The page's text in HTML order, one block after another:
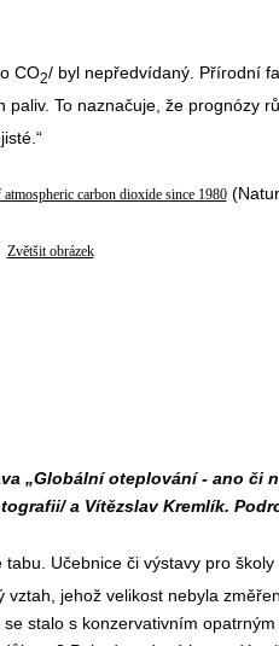
CO2/ byl nepředvídaný. Přírodní
paliv. To naznačuje, že prognózy
carbon dioxide since 1980
Zvětšit obrázek
„Globální oteplování - ano či
a Vítězslav Kremlík.
tabu. Učebnice či výstavy pro
jehož velikost nebyla
stalo s konzervativním